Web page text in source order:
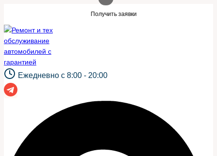
содержимому
Получить заявки
Ежедневно с 8:00 - 20:00